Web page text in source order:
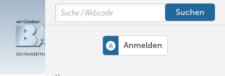
Hauptinhalt
Hauptmenü
SiteSearch
Search